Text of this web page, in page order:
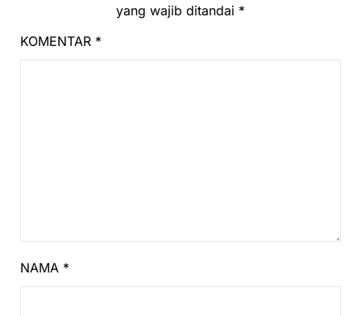
yang wajib ditandai *
KOMENTAR *
NAMA *